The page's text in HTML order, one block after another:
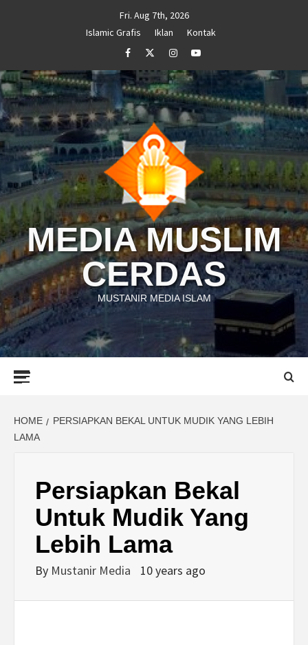
Fri. Aug 7th, 2026
Islamic Grafis
Iklan
Kontak
FacebookTwitterInstagramYoutube
MEDIA MUSLIM
CERDAS
MUSTANIR MEDIA ISLAM
HOME
PERSIAPKAN BEKAL UNTUK MUDIK YANG LEBIH
LAMA
Persiapkan Bekal
Untuk Mudik Yang
Lebih Lama
By Mustanir Media 10 years ago